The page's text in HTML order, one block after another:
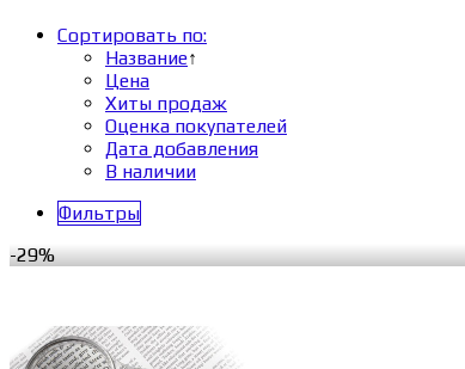
Сортировать по:
Название↑
Цена
Хиты продаж
Оценка покупателей
Дата добавления
В наличии
Фильтры
-29%